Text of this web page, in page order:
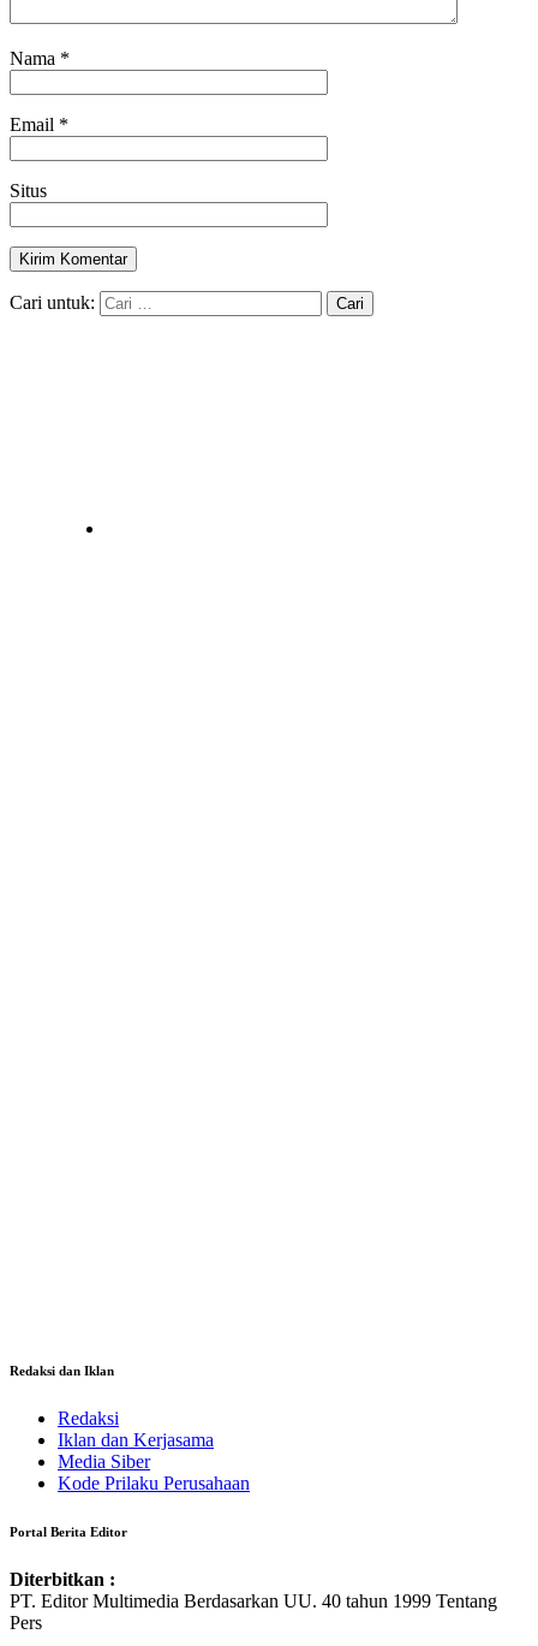
Nama *
Email *
Situs
Cari untuk:
Redaksi dan Iklan
Redaksi
Iklan dan Kerjasama
Media Siber
Kode Prilaku Perusahaan
Portal Berita Editor
Diterbitkan :
PT. Editor Multimedia Berdasarkan UU. 40 tahun 1999 Tentang
Pers